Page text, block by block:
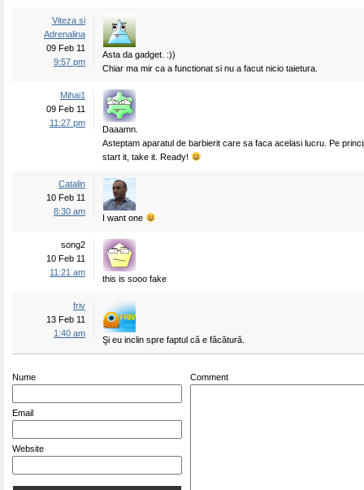
Viteza si
Adrenalina
09 Feb 11
9:57 pm
Asta da gadget. :))
Chiar ma mir ca a functionat si nu a facut nicio taietura.
Mihai1
09 Feb 11
11:27 pm
Daaamn.
Asteptam aparatul de barbierit care sa faca acelasi lucru. Pe
start it, take it. Ready!
Catalin
10 Feb 11
8:30 am
I want one
song2
10 Feb 11
11:21 am
this is sooo fake
friv
13 Feb 11
1:40 am
Şi eu inclin spre faptul că e făcătură.
Nume
Email
Website
Comment